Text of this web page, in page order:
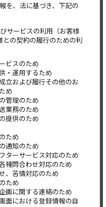
を、法に基づき、下記の
サービスの利用（お客様
の契約の履行のための利
ビスのため
・運用するため
立および履行その他のお
め
管理のため
業務のため
提供のため
ため
通知のため
ターサービス対応のため
種問合わせ対応のため
、苦情対応のため
ため
画に関する連絡のため
面における登録情報の自